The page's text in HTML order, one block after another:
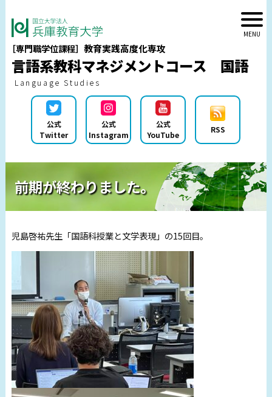
［専門職学位課程］ 教育実践高度化専攻
言語系教科マネジメントコース 国語
Language Studies
公式
Twitter
公式
Instagram
公式
YouTube
RSS
前期が終わりました。
児島啓祐先生「国語科授業と文学表現」の15回目。